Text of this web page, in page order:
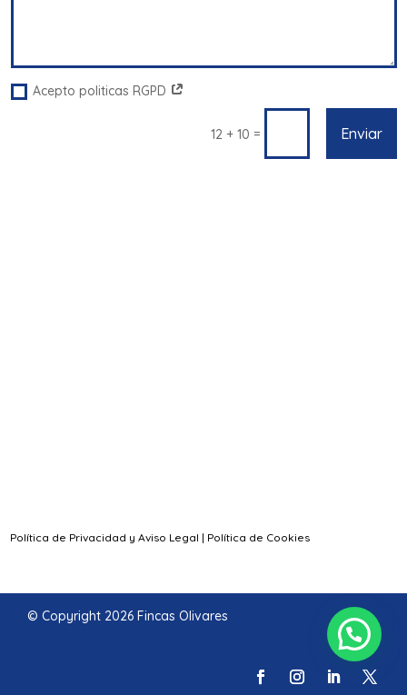
Acepto politicas RGPD
12 + 10 = Enviar
Política de Privacidad y Aviso Legal | Política de Cookies
© Copyright 2026 Fincas Olivares